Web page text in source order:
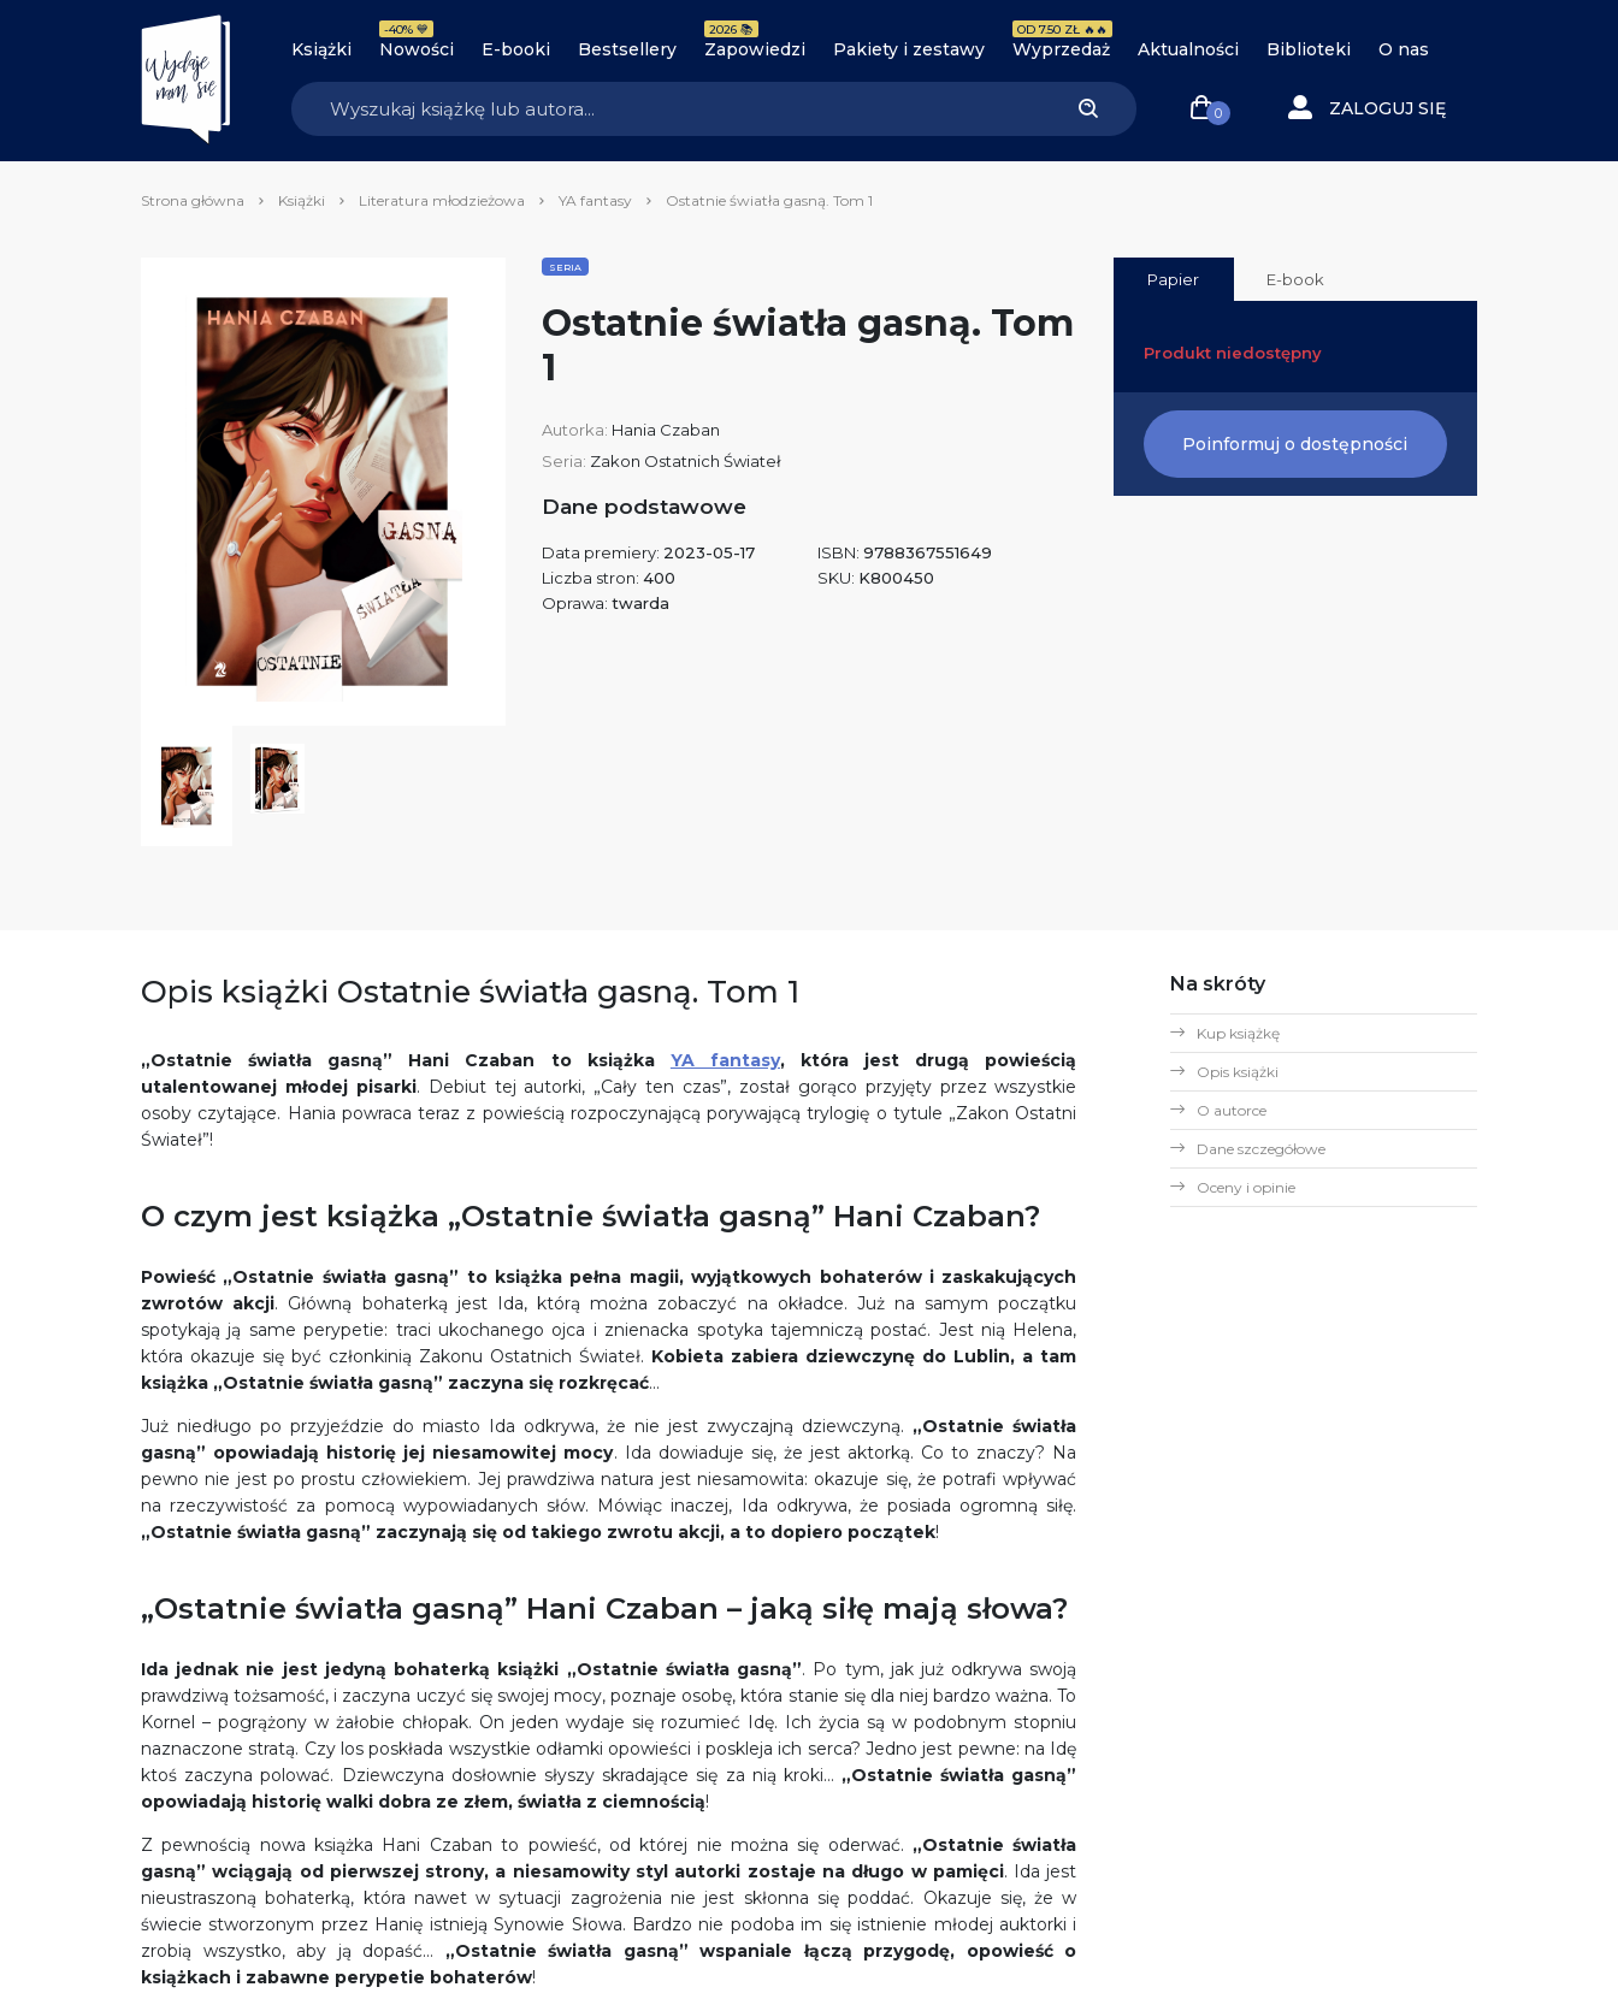
Książki Nowości
-40% 💙
E-booki Bestsellery Zapowiedzi
2026 📚
Pakiety i zestawy Wyprzedaż
OD 7.50 ZŁ 🔥🔥
Aktualności Biblioteki O nas
0 ZALOGUJ SIĘ
Strona główna Książki Literatura młodzieżowa YA fantasy Ostatnie światła gasną. Tom 1
SERIA
Ostatnie światła gasną. Tom
1
Autorka: Hania Czaban
Seria: Zakon Ostatnich Świateł
Dane podstawowe
Data premiery: 2023-05-17
Liczba stron: 400
Oprawa: twarda
ISBN: 9788367551649
SKU: K800450
Papier E-book
Produkt niedostępny
Poinformuj o dostępności
Opis książki Ostatnie światła gasną. Tom 1
„Ostatnie światła gasną” Hani Czaban to książka YA fantasy, która jest drugą powieścią
utalentowanej młodej pisarki. Debiut tej autorki, „Cały ten czas”, został gorąco przyjęty przez wszystkie
osoby czytające. Hania powraca teraz z powieścią rozpoczynającą porywającą trylogię o tytule „Zakon Ostatni
Świateł”!
O czym jest książka „Ostatnie światła gasną” Hani Czaban?
Powieść „Ostatnie światła gasną” to książka pełna magii, wyjątkowych bohaterów i zaskakujących
zwrotów akcji. Główną bohaterką jest Ida, którą można zobaczyć na okładce. Już na samym początku
spotykają ją same perypetie: traci ukochanego ojca i znienacka spotyka tajemniczą postać. Jest nią Helena,
która okazuje się być członkinią Zakonu Ostatnich Świateł. Kobieta zabiera dziewczynę do Lublin, a tam
książka „Ostatnie światła gasną” zaczyna się rozkręcać…
Już niedługo po przyjeździe do miasto Ida odkrywa, że nie jest zwyczajną dziewczyną. „Ostatnie światła
gasną” opowiadają historię jej niesamowitej mocy. Ida dowiaduje się, że jest aktorką. Co to znaczy? Na
pewno nie jest po prostu człowiekiem. Jej prawdziwa natura jest niesamowita: okazuje się, że potrafi wpływać
na rzeczywistość za pomocą wypowiadanych słów. Mówiąc inaczej, Ida odkrywa, że posiada ogromną siłę.
„Ostatnie światła gasną” zaczynają się od takiego zwrotu akcji, a to dopiero początek!
„Ostatnie światła gasną” Hani Czaban – jaką siłę mają słowa?
Ida jednak nie jest jedyną bohaterką książki „Ostatnie światła gasną”. Po tym, jak już odkrywa swoją
prawdziwą tożsamość, i zaczyna uczyć się swojej mocy, poznaje osobę, która stanie się dla niej bardzo ważna. To
Kornel – pogrążony w żałobie chłopak. On jeden wydaje się rozumieć Idę. Ich życia są w podobnym stopniu
naznaczone stratą. Czy los poskłada wszystkie odłamki opowieści i poskleja ich serca? Jedno jest pewne: na Idę
ktoś zaczyna polować. Dziewczyna dosłownie słyszy skradające się za nią kroki… „Ostatnie światła gasną”
opowiadają historię walki dobra ze złem, światła z ciemnością!
Z pewnością nowa książka Hani Czaban to powieść, od której nie można się oderwać. „Ostatnie światła
gasną” wciągają od pierwszej strony, a niesamowity styl autorki zostaje na długo w pamięci. Ida jest
nieustraszoną bohaterką, która nawet w sytuacji zagrożenia nie jest skłonna się poddać. Okazuje się, że w
świecie stworzonym przez Hanię istnieją Synowie Słowa. Bardzo nie podoba im się istnienie młodej auktorki i
zrobią wszystko, aby ją dopaść… „Ostatnie światła gasną” wspaniale łączą przygodę, opowieść o
książkach i zabawne perypetie bohaterów!
Na skróty
Kup książkę
Opis książki
O autorce
Dane szczegółowe
Oceny i opinie